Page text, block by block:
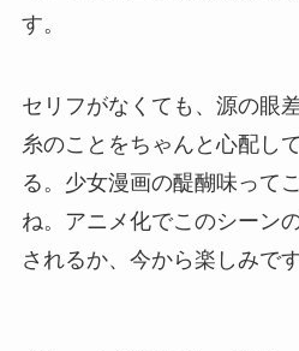
す。
セリフがなくても、源の眼
糸のことをちゃんと心配し
る。少女漫画の醍醐味って
ね。アニメ化でこのシーン
されるか、今から楽しみです